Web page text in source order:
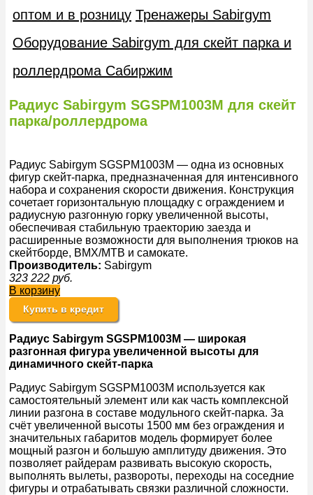
оптом и в розницу Тренажеры Sabirgym
Оборудование Sabirgym для скейт парка и
роллердрома Сабиржим
Радиус Sabirgym SGSPM1003М для скейт
парка/роллердрома
Радиус Sabirgym SGSPM1003М — одна из основных
фигур скейт-парка, предназначенная для интенсивного
набора и сохранения скорости движения. Конструкция
сочетает горизонтальную площадку с ограждением и
радиусную разгонную горку увеличенной высоты,
обеспечивая стабильную траекторию заезда и
расширенные возможности для выполнения трюков на
скейтборде, BMX/MTB и самокате.
Производитель: Sabirgym
323 222 руб.
В корзину
Купить в кредит
Радиус Sabirgym SGSPM1003М — широкая
разгонная фигура увеличенной высоты для
динамичного скейт-парка
Радиус Sabirgym SGSPM1003М используется как
самостоятельный элемент или как часть комплексной
линии разгона в составе модульного скейт-парка. За
счёт увеличенной высоты 1500 мм без ограждения и
значительных габаритов модель формирует более
мощный разгон и большую амплитуду движения. Это
позволяет райдерам развивать высокую скорость,
выполнять вылеты, развороты, переходы на соседние
фигуры и отрабатывать связки различной сложности.